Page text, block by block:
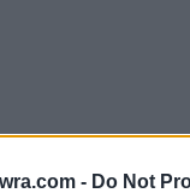
- Do Not